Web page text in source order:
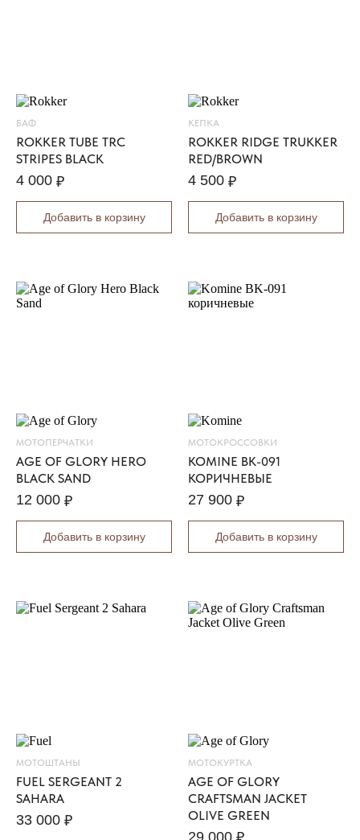
БАФ
ROKKER TUBE TRC
STRIPES BLACK
4 000 ₽
Добавить в корзину
КЕПКА
ROKKER RIDGE TRUKKER
RED/BROWN
4 500 ₽
Добавить в корзину
МОТОПЕРЧАТКИ
AGE OF GLORY HERO
BLACK SAND
12 000 ₽
Добавить в корзину
МОТОКРОССОВКИ
KOMINE BK-091
КОРИЧНЕВЫЕ
27 900 ₽
Добавить в корзину
МОТОШТАНЫ
FUEL SERGEANT 2
SAHARA
33 000 ₽
МОТОКУРТКА
AGE OF GLORY
CRAFTSMAN JACKET
OLIVE GREEN
29 000
O
L
I
T
R
I
B
B
E
T
X
P
E
R
O
Z